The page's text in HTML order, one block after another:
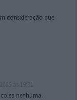
consideração que
nenhuma.